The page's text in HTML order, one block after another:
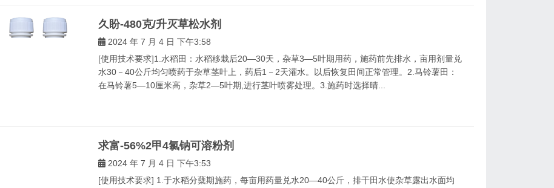
久盼-480克/升灭草松水剂
2024 年 7 月 4 日 下午3:58
[使用技术要求]1.水稻田：水稻移栽后20—30天，杂草3—5叶期用药，施药前先排水，亩用剂量兑
水30－40公斤均匀喷药于杂草茎叶上，药后1－2天灌水。以后恢复田间正常管理。2.马铃薯田：
在马铃薯5—10厘米高，杂草2—5叶期,进行茎叶喷雾处理。3.施药时选择晴...
求富-56%2甲4氯钠可溶粉剂
2024 年 7 月 4 日 下午3:53
[使用技术要求] 1.于水稻分蘖期施药，每亩用药量兑水20—40公斤，排干田水使杂草露出水面均